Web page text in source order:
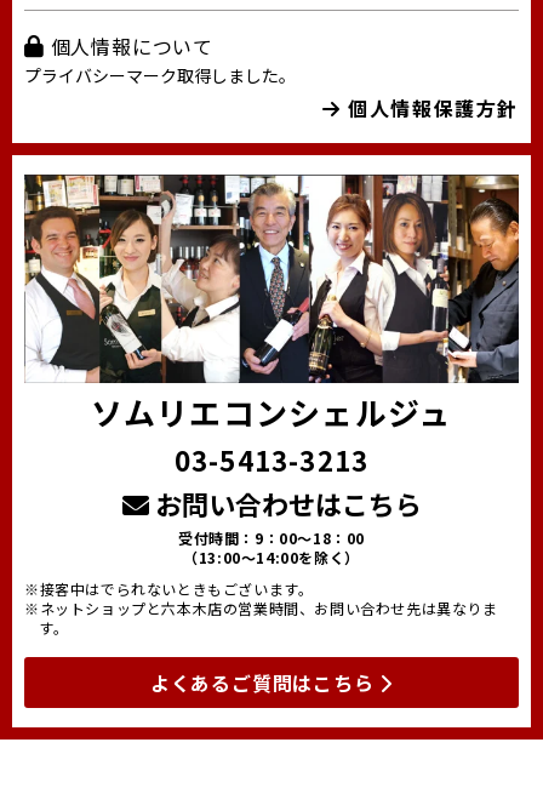
個人情報について
プライバシーマーク取得しました。
個人情報保護方針
ソムリエコンシェルジュ
03-5413-3213
お問い合わせはこちら
受付時間：9：00～18：00
（13:00～14:00を除く）
※接客中はでられないときもございます。
※ネットショップと六本木店の営業時間、お問い合わせ先は異なりま
す。
よくあるご質問はこちら